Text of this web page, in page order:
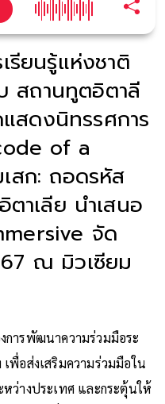
ยนรู้แห่งชาติ
สถานทูตอิตาลี
แสดงนิทรรศการ
of a
สก: ถอดรหัส
าเลีย นำเสนอ
จัด
ณ มิวเซียม
การพัฒนาความร่วมมือระ
พื่อส่งเสริมความร่วมมือใน
ว่างประเทศ และกระตุ้นให้